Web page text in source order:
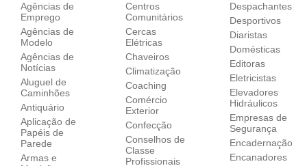
Agências de
Emprego
Agências de
Modelo
Agências de
Notícias
Aluguel de
Caminhões
Antiquário
Aplicação de
Papéis de
Parede
Armas e
Centros
Comunitários
Cercas
Elétricas
Chaveiros
Climatização
Coaching
Comércio
Exterior
Confecção
Conselhos de
Classe
Profissionais
Despachantes
Desportivos
Diaristas
Domésticas
Editoras
Eletricistas
Elevadores
Hidráulicos
Empresas de
Segurança
Encadernação
Encanadores